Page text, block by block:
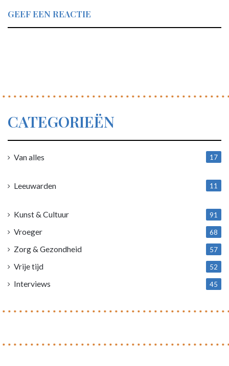
GEEF EEN REACTIE
CATEGORIEËN
Van alles
17
Leeuwarden
11
Kunst & Cultuur 91
Vroeger 68
Zorg & Gezondheid 57
Vrije tijd 52
Interviews 45